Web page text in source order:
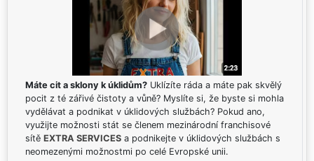
Máte cit a sklony k úklidům? Uklízíte ráda a máte pak skvělý
pocit z té zářivé čistoty a vůně? Myslíte si, že byste si mohla
vydělávat a podnikat v úklidových službách? Pokud ano,
využijte možnosti stát se členem mezinárodní franchisové
sítě EXTRA SERVICES a podnikejte v úklidových službách s
neomezenými možnostmi po celé Evropské unii.